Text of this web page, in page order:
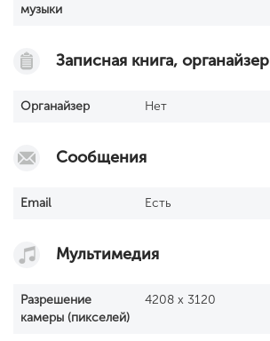
музыки
Записная книга, органайзер
Органайзер Нет
Сообщения
Email Есть
Мультимедия
Разрешение
камеры (пикселей)
4208 x 3120